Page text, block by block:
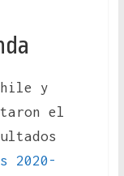
y
el
2020-